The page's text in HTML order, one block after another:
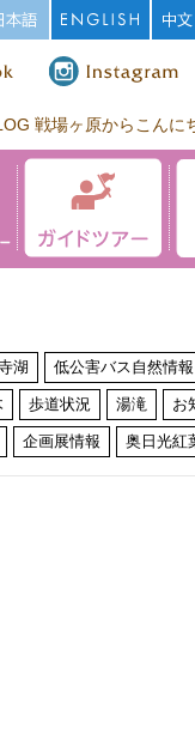
戦場ヶ原からこんに
湖 低公害バス自然情報
歩道状況 湯滝 お
企画展情報 奥日光紅